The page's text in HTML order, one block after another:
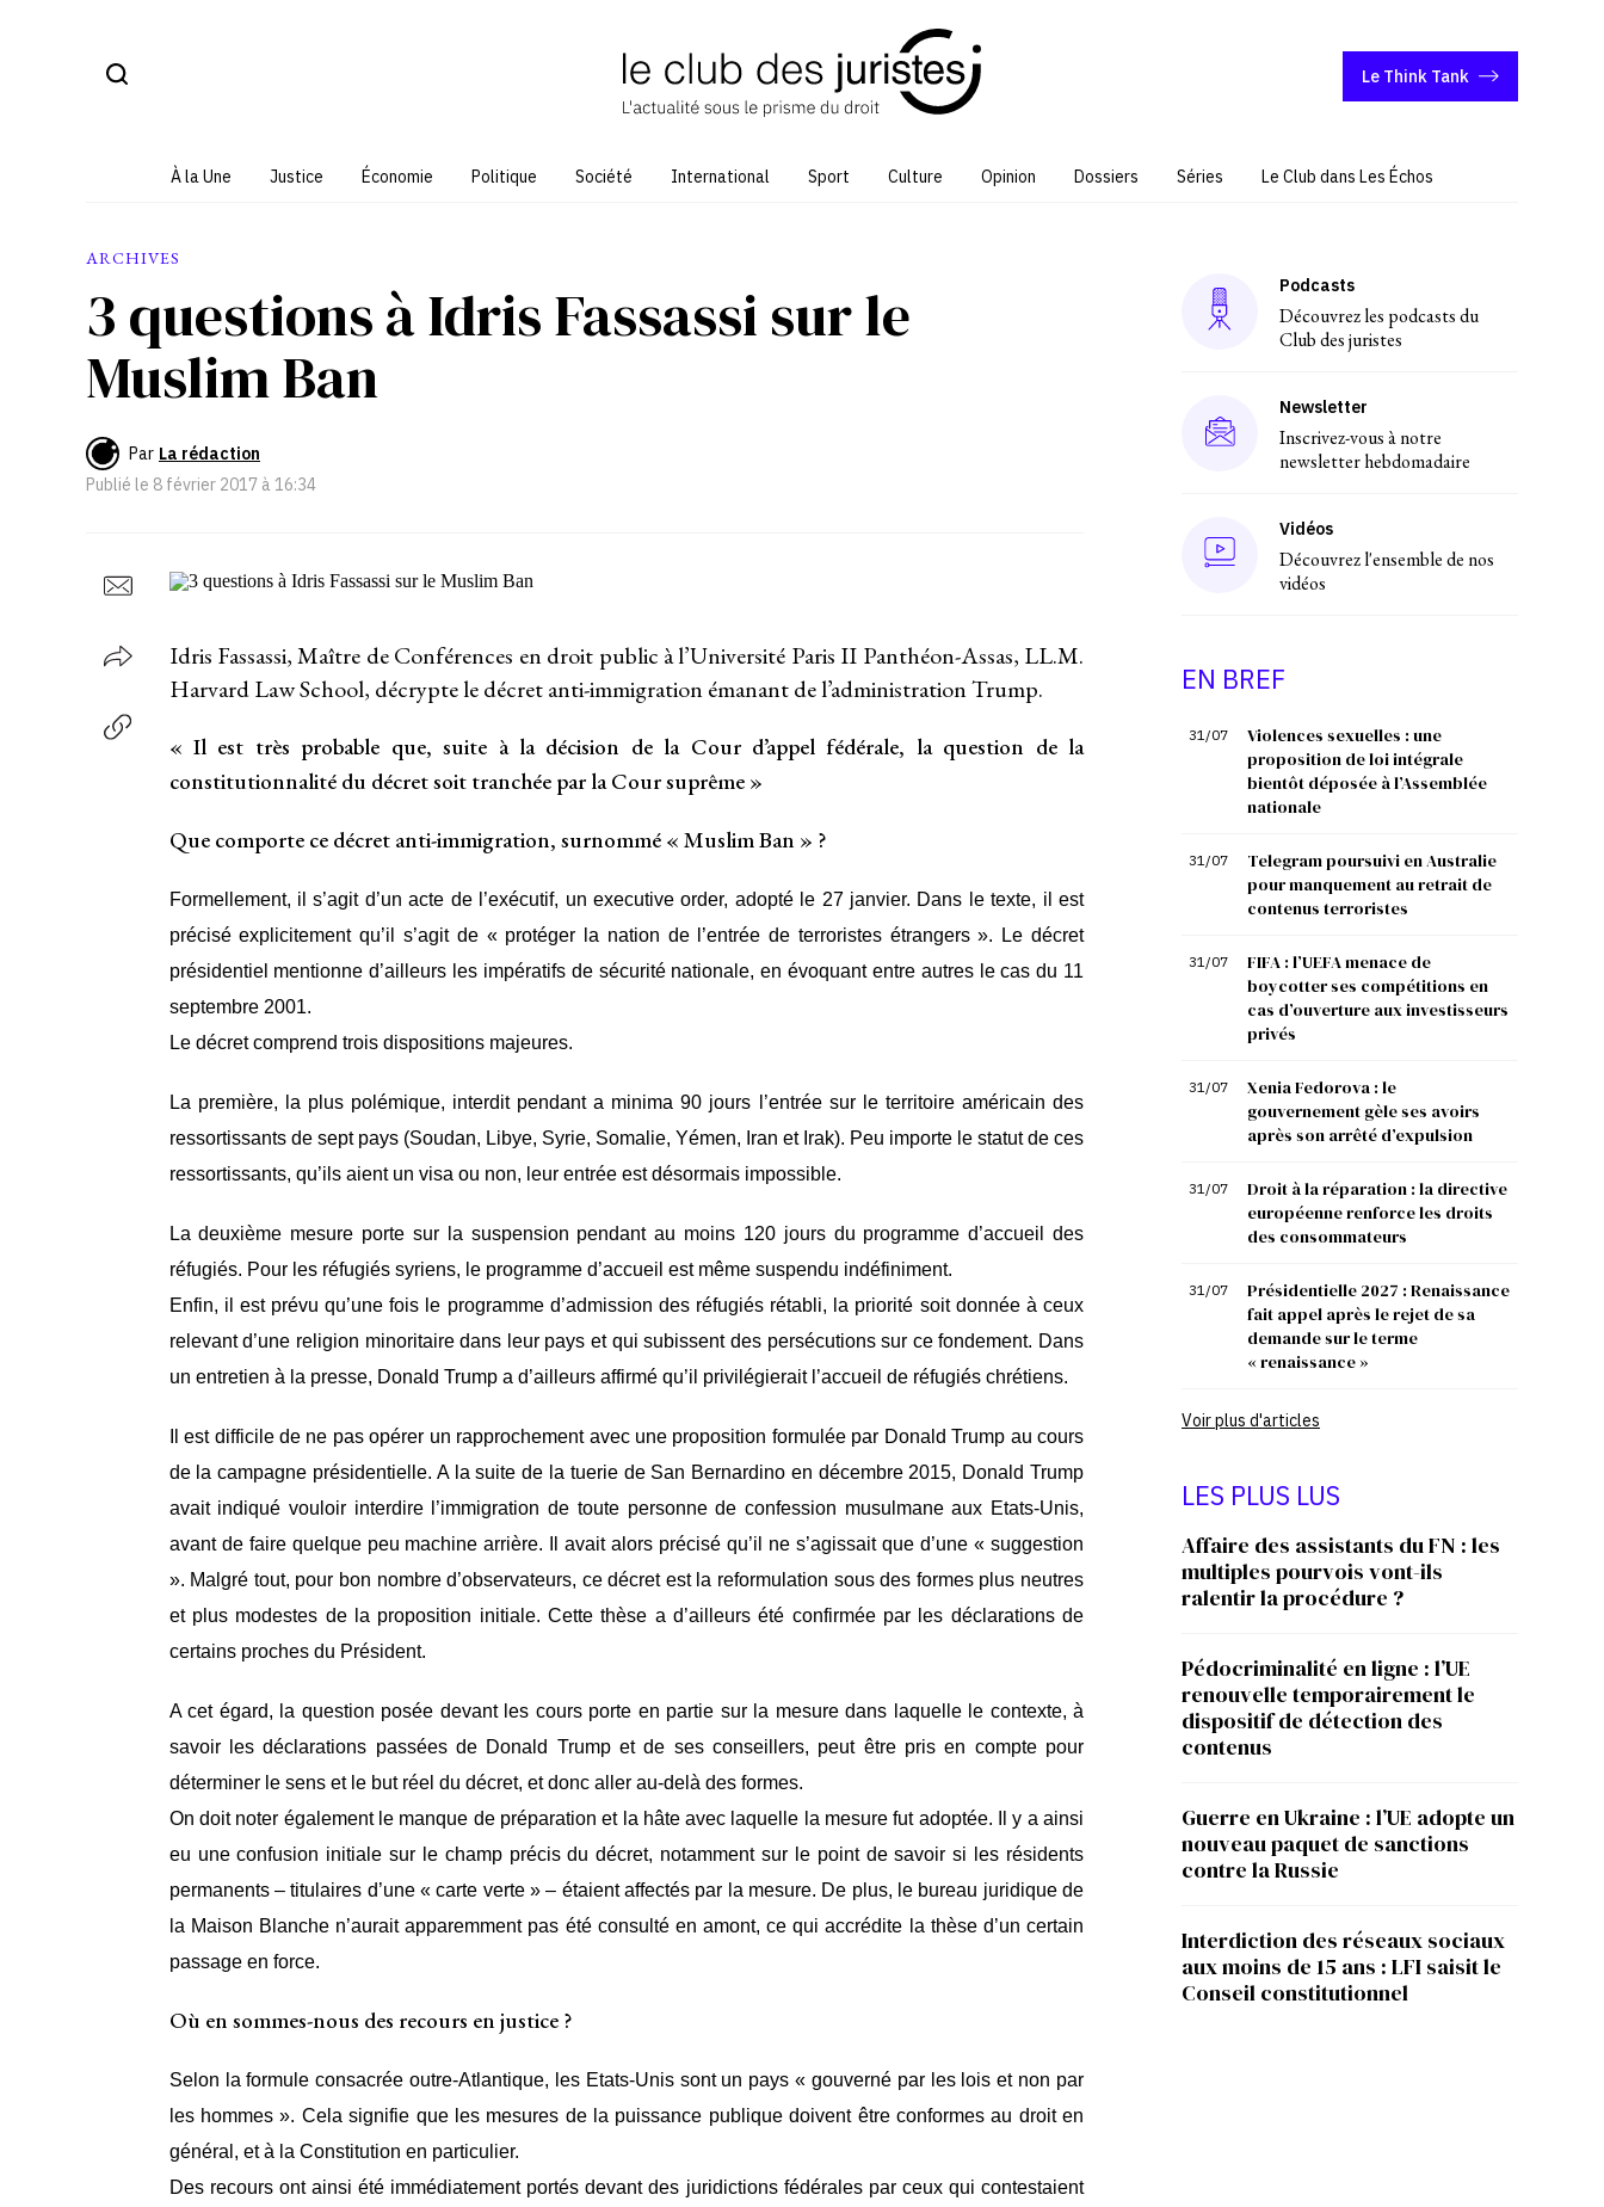
Le Think Tank
À la Une Justice Économie Politique Société International Sport Culture Opinion Dossiers Séries Le Club dans Les Échos
ARCHIVES
3 questions à Idris Fassassi sur le
Muslim Ban
Par La rédaction
Publié le 8 février 2017 à 16:34
Idris Fassassi, Maître de Conférences en droit public à l’Université Paris II Panthéon-Assas, LL.M.
Harvard Law School, décrypte le décret anti-immigration émanant de l’administration Trump.
« Il est très probable que, suite à la décision de la Cour d’appel fédérale, la question de la
constitutionnalité du décret soit tranchée par la Cour suprême »
Que comporte ce décret anti-immigration, surnommé « Muslim Ban » ?
Formellement, il s’agit d’un acte de l’exécutif, un executive order, adopté le 27 janvier. Dans le texte, il est
précisé explicitement qu’il s’agit de « protéger la nation de l’entrée de terroristes étrangers ». Le décret
présidentiel mentionne d’ailleurs les impératifs de sécurité nationale, en évoquant entre autres le cas du 11
septembre 2001.
Le décret comprend trois dispositions majeures.
La première, la plus polémique, interdit pendant a minima 90 jours l’entrée sur le territoire américain des
ressortissants de sept pays (Soudan, Libye, Syrie, Somalie, Yémen, Iran et Irak). Peu importe le statut de ces
ressortissants, qu’ils aient un visa ou non, leur entrée est désormais impossible.
La deuxième mesure porte sur la suspension pendant au moins 120 jours du programme d’accueil des
réfugiés. Pour les réfugiés syriens, le programme d’accueil est même suspendu indéfiniment.
Enfin, il est prévu qu’une fois le programme d’admission des réfugiés rétabli, la priorité soit donnée à ceux
relevant d’une religion minoritaire dans leur pays et qui subissent des persécutions sur ce fondement. Dans
un entretien à la presse, Donald Trump a d’ailleurs affirmé qu’il privilégierait l’accueil de réfugiés chrétiens.
Il est difficile de ne pas opérer un rapprochement avec une proposition formulée par Donald Trump au cours
de la campagne présidentielle. A la suite de la tuerie de San Bernardino en décembre 2015, Donald Trump
avait indiqué vouloir interdire l’immigration de toute personne de confession musulmane aux Etats-Unis,
avant de faire quelque peu machine arrière. Il avait alors précisé qu’il ne s’agissait que d’une « suggestion
». Malgré tout, pour bon nombre d’observateurs, ce décret est la reformulation sous des formes plus neutres
et plus modestes de la proposition initiale. Cette thèse a d’ailleurs été confirmée par les déclarations de
certains proches du Président.
A cet égard, la question posée devant les cours porte en partie sur la mesure dans laquelle le contexte, à
savoir les déclarations passées de Donald Trump et de ses conseillers, peut être pris en compte pour
déterminer le sens et le but réel du décret, et donc aller au-delà des formes.
On doit noter également le manque de préparation et la hâte avec laquelle la mesure fut adoptée. Il y a ainsi
eu une confusion initiale sur le champ précis du décret, notamment sur le point de savoir si les résidents
permanents – titulaires d’une « carte verte » – étaient affectés par la mesure. De plus, le bureau juridique de
la Maison Blanche n’aurait apparemment pas été consulté en amont, ce qui accrédite la thèse d’un certain
passage en force.
Où en sommes-nous des recours en justice ?
Selon la formule consacrée outre-Atlantique, les Etats-Unis sont un pays « gouverné par les lois et non par
les hommes ». Cela signifie que les mesures de la puissance publique doivent être conformes au droit en
général, et à la Constitution en particulier.
Des recours ont ainsi été immédiatement portés devant des juridictions fédérales par ceux qui contestaient
Podcasts
Découvrez les podcasts du
Club des juristes
Newsletter
Inscrivez-vous à notre
newsletter hebdomadaire
Vidéos
Découvrez l'ensemble de nos
vidéos
EN BREF
31/07
Violences sexuelles : une
proposition de loi intégrale
bientôt déposée à l’Assemblée
nationale
31/07
Telegram poursuivi en Australie
pour manquement au retrait de
contenus terroristes
31/07
FIFA : l’UEFA menace de
boycotter ses compétitions en
cas d’ouverture aux investisseurs
privés
31/07
Xenia Fedorova : le
gouvernement gèle ses avoirs
après son arrêté d’expulsion
31/07
Droit à la réparation : la directive
européenne renforce les droits
des consommateurs
31/07
Présidentielle 2027 : Renaissance
fait appel après le rejet de sa
demande sur le terme
« renaissance »
Voir plus d'articles
LES PLUS LUS
Affaire des assistants du FN : les
multiples pourvois vont-ils
ralentir la procédure ?
Pédocriminalité en ligne : l’UE
renouvelle temporairement le
dispositif de détection des
contenus
Guerre en Ukraine : l’UE adopte un
nouveau paquet de sanctions
contre la Russie
Interdiction des réseaux sociaux
aux moins de 15 ans : LFI saisit le
Conseil constitutionnel